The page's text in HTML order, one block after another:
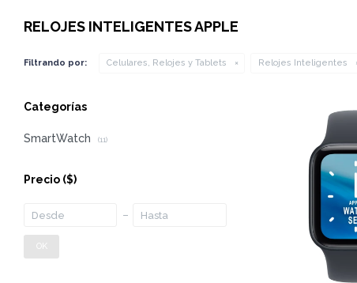
RELOJES INTELIGENTES APPLE
Filtrando por: Celulares, Relojes y Tablets Relojes Inteligentes
Categorías
SmartWatch (11)
Precio ($)
OK